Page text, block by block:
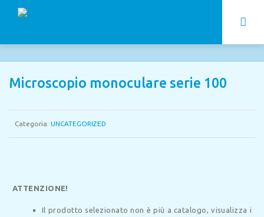
Microscopio monoculare serie 100
Categoria: UNCATEGORIZED
ATTENZIONE!
Il prodotto selezionato non è più a catalogo, visualizza i